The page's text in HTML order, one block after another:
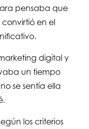
pensaba que
en el
digital y
un tiempo
se sentía ella
los criterios